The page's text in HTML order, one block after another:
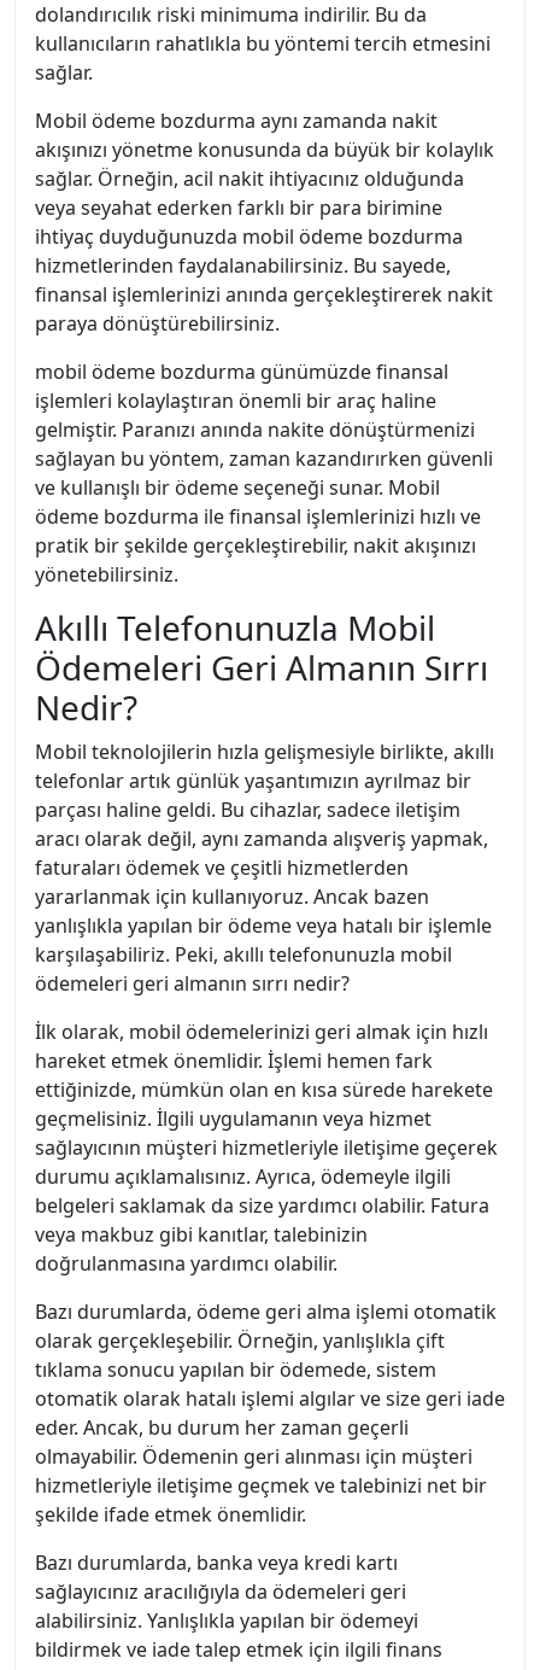
dolandırıcılık riski minimuma indirilir. Bu da
kullanıcıların rahatlıkla bu yöntemi tercih etmesini
sağlar.
Mobil ödeme bozdurma aynı zamanda nakit
akışınızı yönetme konusunda da büyük bir kolaylık
sağlar. Örneğin, acil nakit ihtiyacınız olduğunda
veya seyahat ederken farklı bir para birimine
ihtiyaç duyduğunuzda mobil ödeme bozdurma
hizmetlerinden faydalanabilirsiniz. Bu sayede,
finansal işlemlerinizi anında gerçekleştirerek nakit
paraya dönüştürebilirsiniz.
mobil ödeme bozdurma günümüzde finansal
işlemleri kolaylaştıran önemli bir araç haline
gelmiştir. Paranızı anında nakite dönüştürmenizi
sağlayan bu yöntem, zaman kazandırırken güvenli
ve kullanışlı bir ödeme seçeneği sunar. Mobil
ödeme bozdurma ile finansal işlemlerinizi hızlı ve
pratik bir şekilde gerçekleştirebilir, nakit akışınızı
yönetebilirsiniz.
Akıllı Telefonunuzla Mobil
Ödemeleri Geri Almanın Sırrı
Nedir?
Mobil teknolojilerin hızla gelişmesiyle birlikte, akıllı
telefonlar artık günlük yaşantımızın ayrılmaz bir
parçası haline geldi. Bu cihazlar, sadece iletişim
aracı olarak değil, aynı zamanda alışveriş yapmak,
faturaları ödemek ve çeşitli hizmetlerden
yararlanmak için kullanıyoruz. Ancak bazen
yanlışlıkla yapılan bir ödeme veya hatalı bir işlemle
karşılaşabiliriz. Peki, akıllı telefonunuzla mobil
ödemeleri geri almanın sırrı nedir?
İlk olarak, mobil ödemelerinizi geri almak için hızlı
hareket etmek önemlidir. İşlemi hemen fark
ettiğinizde, mümkün olan en kısa sürede harekete
geçmelisiniz. İlgili uygulamanın veya hizmet
sağlayıcının müşteri hizmetleriyle iletişime geçerek
durumu açıklamalısınız. Ayrıca, ödemeyle ilgili
belgeleri saklamak da size yardımcı olabilir. Fatura
veya makbuz gibi kanıtlar, talebinizin
doğrulanmasına yardımcı olabilir.
Bazı durumlarda, ödeme geri alma işlemi otomatik
olarak gerçekleşebilir. Örneğin, yanlışlıkla çift
tıklama sonucu yapılan bir ödemede, sistem
otomatik olarak hatalı işlemi algılar ve size geri iade
eder. Ancak, bu durum her zaman geçerli
olmayabilir. Ödemenin geri alınması için müşteri
hizmetleriyle iletişime geçmek ve talebinizi net bir
şekilde ifade etmek önemlidir.
Bazı durumlarda, banka veya kredi kartı
sağlayıcınız aracılığıyla da ödemeleri geri
alabilirsiniz. Yanlışlıkla yapılan bir ödemeyi
bildirmek ve iade talep etmek için ilgili finans